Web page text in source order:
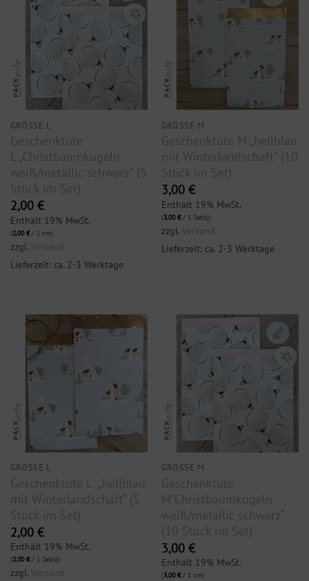
GRÖSSE L
Geschenktüte
L „Christbaumkugeln
weiß/metallic schwarz“ (5
Stück im Set)
2,00 €
Enthält 19% MwSt.
(2,00€/ 1 cm)
zzgl. Versand
Lieferzeit: ca. 2-3 Werktage
GRÖSSE M
Geschenktüte M „hellblau
mit Winterlandschaft“ (10
Stück im Set)
3,00 €
Enthält 19% MwSt.
(3,00€/ 1 Set(s))
zzgl. Versand
Lieferzeit: ca. 2-3 Werktage
GRÖSSE L
Geschenktüte L „hellblau
mit Winterlandschaft“ (5
Stück im Set)
2,00 €
Enthält 19% MwSt.
(2,00€/ 1 Set(s))
zzgl. Versand
GRÖSSE M
Geschenktüte
M“Christbaumkugeln
weiß/metallic schwarz“
(10 Stück im Set)
3,00 €
Enthält 19% MwSt.
(3,00€/ 1 cm)